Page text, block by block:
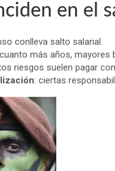
en el
conlleva salto salarial.
más años, mayores
riesgos suelen pagar
: ciertas